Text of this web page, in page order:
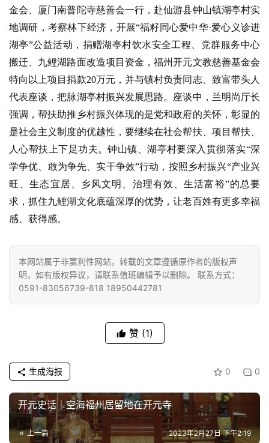
资
八
点
访
乐
金会、厦门南普陀寺慈善会一行，赴仙游县钟山镇湖亭村实
地调研，考察林下经济，开展“福籽同心爱中华·爱心义诊进
湖亭”公益活动，捐赠湖亭村饮水安全工程、党群服务中心
搬迁、九鲤湖路面改造项目资金，福州开元文教慈善基金会
特向以上项目捐款20万元，并与镇村负责同志、致富带头人
代表座谈，把脉湖亭村振兴发展思路。座谈中，兰明尚厅长
强调，帮扶助推乡村振兴体现的是党和政府的关怀，彰显的
是社会主义制度的优越性，要继续在社会帮扶、项目帮扶、
人心帮扶上下足功夫。钟山镇、湖亭村要深入贯彻落实“深
学争优、敢为争先、实干争效”行动，按照乡村振兴“产业兴
旺、生态宜居、乡风文明、治理有效、生活富裕”的总要
求，抓住九鲤湖文化底蕴深厚的优势，让老百姓有更多幸福
感、获得感。
本网站属于非赢利性网站，转载的文章遵循原作者的版权声
明，如有版权异议，请联系值班编辑予以删除。 联系方式：
0591-83056739-818 18950442781
赞 (1)
0 0
生成海报
开元史话｜空海福州居留地在开元寺
上一篇 2023年2月27日 下午2:19